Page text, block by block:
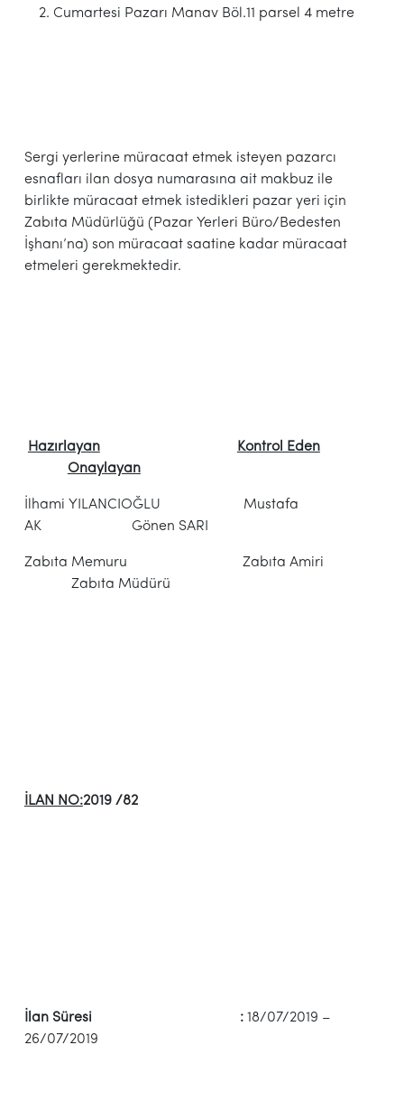
Cumartesi Pazarı Manav Böl.11 parsel 4 metre
Sergi yerlerine müracaat etmek isteyen pazarcı
esnafları ilan dosya numarasına ait makbuz ile
birlikte müracaat etmek istedikleri pazar yeri için
Zabıta Müdürlüğü (Pazar Yerleri Büro/Bedesten
İşhanı’na) son müracaat saatine kadar müracaat
etmeleri gerekmektedir.
Hazırlayan
Kontrol Eden
Onaylayan
İlhami YILANCIOĞLU Mustafa
AK Gönen SARI
Zabıta Memuru Zabıta Amiri
Zabıta Müdürü
İLAN NO:2019 /82
İlan Süresi : 18/07/2019 –
26/07/2019